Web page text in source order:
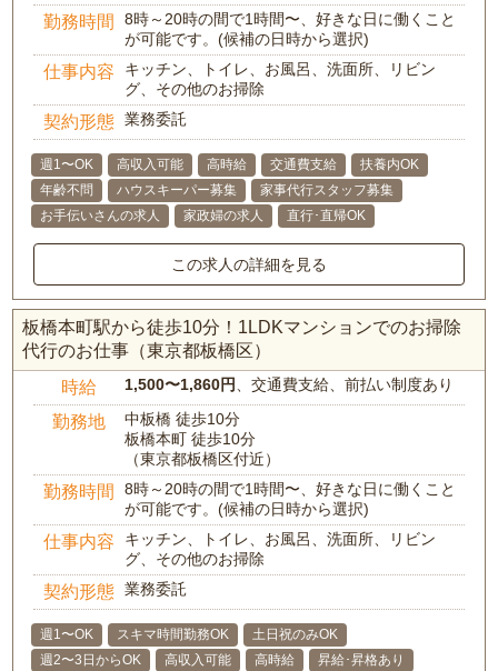
勤務時間
8時～20時の間で1時間〜、好きな日に働くこと
が可能です。(候補の日時から選択)
仕事内容
キッチン、トイレ、お風呂、洗面所、リビン
グ、その他のお掃除
契約形態 業務委託
週1〜OK 高収入可能 高時給 交通費支給
扶養内OK
年齢不問
ハウスキーパー募集
家事代行スタッフ募集
お手伝いさんの求人
家政婦の求人 直行･直帰OK
この求人の詳細を見る
板橋本町駅から徒歩10分！1LDKマンションでのお掃除
代行のお仕事（東京都板橋区）
時給 1,500〜1,860円、交通費支給、前払い制度あり
勤務地
中板橋 徒歩10分
板橋本町 徒歩10分
（東京都板橋区付近）
勤務時間
8時～20時の間で1時間〜、好きな日に働くこと
が可能です。(候補の日時から選択)
仕事内容
キッチン、トイレ、お風呂、洗面所、リビン
グ、その他のお掃除
契約形態 業務委託
週1〜OK スキマ時間勤務OK
土日祝のみOK
週2〜3日からOK
高収入可能 高時給
昇給･昇格あり